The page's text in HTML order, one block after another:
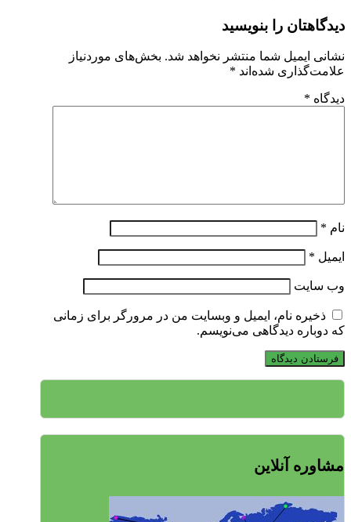
دیدگاهتان را بنویسید
نشانی ایمیل شما منتشر نخواهد شد. بخش‌های موردنیاز
علامت‌گذاری شده‌اند *
دیدگاه *
نام *
ایمیل *
وب‌ سایت
ذخیره نام، ایمیل و وبسایت من در مرورگر برای زمانی
که دوباره دیدگاهی می‌نویسم.
مشاوره آنلاین